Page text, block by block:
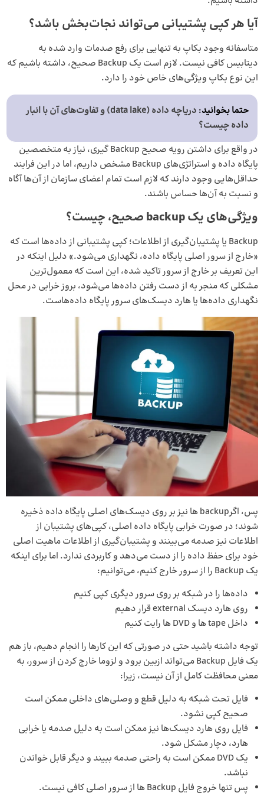
آیا هر کپی پشتیبانی می‌تواند نجات‌بخش باشد؟
متاسفانه وجود بکاپ به تنهایی برای رفع صدمات وارد شده به
دیتابیس‌ کافی نیست. لازم است یک Backup صحیح، داشته باشیم که
این نوع بکاپ ویژگی‌های خاص خود را دارد.
حتما بخوانید:
دریاچه داده (data lake) و تفاوت‌های آن با انبار
داده چیست؟
در واقع برای داشتن رویه صحیح Backup گیری، نیاز به متخصصین
پایگاه داده و استراتژی‌های Backup مشخص داریم، اما در این فرایند
حداقل‌هایی وجود دارند که لازم است تمام اعضای سازمان از آن‌ها آگاه
و نسبت به آن‌ها حساس باشند.
ویژگی‌های یک backup صحیح، چیست؟
Backup یا پشتیبان‌گیری از اطلاعات؛ کپی پشتیبانی از داده‌ها است که
«خارج از سرور اصلی پایگاه داده، نگهداری می‌شود.» دلیل اینکه در
این تعریف بر خارج از سرور تاکید شده، این است که معمول‌ترین
مشکلی که منجر به از دست رفتن داده‌ها می‌شود، بروز خرابی در محل
نگهداری داده‌ها یا هارد دیسک‌های سرور پایگاه داده‌هاست.
پس، اگر‌backup ها نیز بر روی دیسک‌های اصلی پایگاه داده ذخیره
شوند؛ در صورت خرابی پایگاه داده اصلی، کپی‌های پشتیبان از
اطلاعات نیز صدمه می‌بینند و پشتیبان‌گیری از اطلاعات ماهیت اصلی
خود برای حفظ داده را از دست می‌دهد و کاربردی ندارد. اما برای اینکه
یک Backup را از سرور خارج کنیم، می‌توانیم:
داده‌ها را در شبکه بر روی سرور دیگری کپی کنیم
روی هارد دیسک external قرار دهیم
داخل tape ها و DVD ها رایت کنیم
توجه داشته باشید حتی در صورتی که این کارها را انجام دهیم، باز هم
یک فایل Backup می‌تواند ازبین برود و لزوما خارج کردن از سرور، به
معنی محافظت کامل از آن نیست، زیرا:
فایل تحت شبکه به دلیل قطع و وصلی‌های داخلی ممکن است
صحیح کپی نشود.
فایل روی هارد دیسک‌ها نیز ممکن است به دلیل صدمه یا خرابی
هارد، دچار مشکل شود.
یک DVD ممکن است به راحتی صدمه ببیند و دیگر قابل خواندن
نباشد.
پس تنها خروج فایل Backup ها از سرور اصلی کافی نیست.